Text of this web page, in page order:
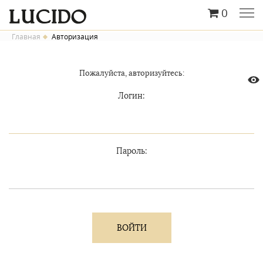
0
Главная Авторизация
Пожалуйста, авторизуйтесь:
Логин:
Пароль: